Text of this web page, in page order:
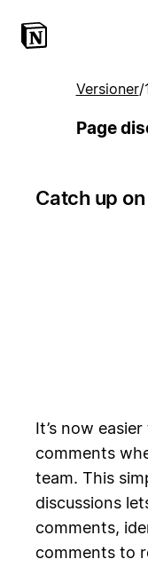
Versioner/
Page
Catch up
It’s now
comments
team. This
discussions
comments,
comments to